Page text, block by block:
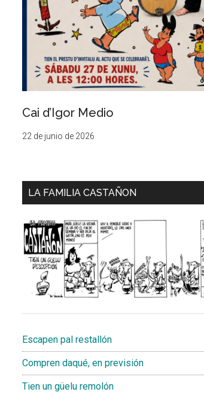
Cai d’Igor Medio
22 de junio de 2026
LA FAMILIA CASTAÑON
Escapen pal restallón
Compren daqué, en previsión
Tien un güelu remolón